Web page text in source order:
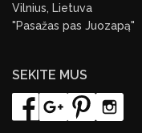
Vilnius, Lietuva
"Pasažas pas Juozapą"
SEKITE MUS